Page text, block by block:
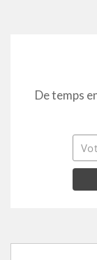
De temps